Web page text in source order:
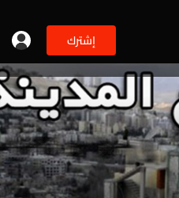
إشترك